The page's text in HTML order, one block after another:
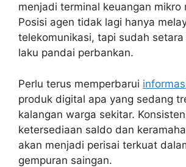
menjadi terminal keuangan mikro
Posisi agen tidak lagi hanya
telekomunikasi, tapi sudah
laku pandai perbankan.
Perlu terus memperbarui
produk digital apa yang sedang
kalangan warga sekitar.
ketersediaan saldo dan
akan menjadi perisai terkuat
gempuran saingan.